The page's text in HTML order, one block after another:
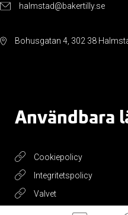
halmstad@bakertilly.se
Bohusgatan 4, 302 38
Användbara
Cookiepolicy
Integritetspolicy
Valvet